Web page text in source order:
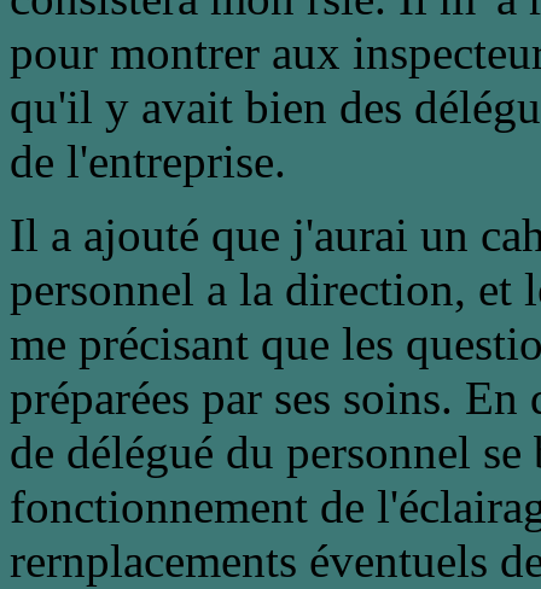
pour montrer aux
qu'il y avait bien des
de l'entreprise.
Il a ajouté que j'aurai un
personnel a la direction, et
me précisant que les
préparées par ses soins.
de délégué du personnel
fonctionnement de
rernplacements éventuels